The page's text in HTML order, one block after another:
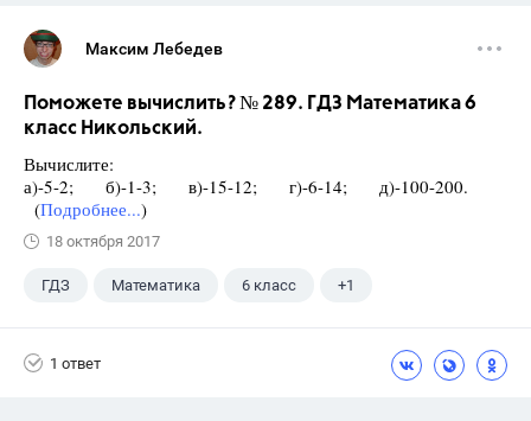
Максим Лебедев
Поможете вычислить? № 289. ГДЗ Математика 6
класс Никольский.
Вычислите:
а)-5-2; б)-1-3; в)-15-12; г)-6-14; д)-100-200.
(Подробнее...)
18 октября 2017
ГДЗ Математика 6 класс +1
1 ответ